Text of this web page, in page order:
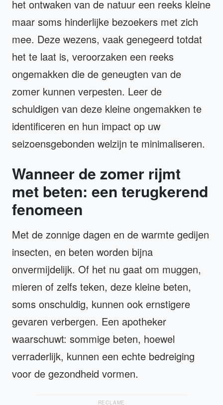
het ontwaken van de natuur een reeks kleine
maar soms hinderlijke bezoekers met zich
mee. Deze wezens, vaak genegeerd totdat
het te laat is, veroorzaken een reeks
ongemakken die de geneugten van de
zomer kunnen verpesten. Leer de
schuldigen van deze kleine ongemakken te
identificeren en hun impact op uw
seizoensgebonden welzijn te minimaliseren.
Wanneer de zomer rijmt
met beten: een terugkerend
fenomeen
Met de zonnige dagen en de warmte gedijen
insecten, en beten worden bijna
onvermijdelijk. Of het nu gaat om muggen,
mieren of zelfs teken, deze kleine beten,
soms onschuldig, kunnen ook ernstigere
gevaren verbergen. Een apotheker
waarschuwt: sommige beten, hoewel
verraderlijk, kunnen een echte bedreiging
voor de gezondheid vormen.
RECLAME